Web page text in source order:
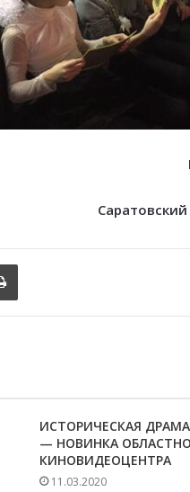
ИСТОРИЧЕСКАЯ ДРАМА
— НОВИНКА
КИНОВИДЕОЦЕНТРА
11.03.2020